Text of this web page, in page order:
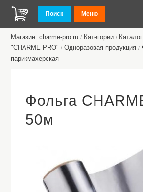
Поиск Меню
Магазин: charme-pro.ru / Категории /
"CHARME PRO" / Одноразовая продукция /
парикмахерская
Фольга
50м